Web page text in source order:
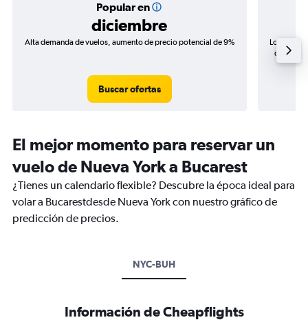
Popular en
diciembre
Alta demanda de vuelos, aumento de precio potencial de 9%
Buscar ofertas
Los
de
El mejor momento para reservar un
vuelo de Nueva York a Bucarest
¿Tienes un calendario flexible? Descubre la época ideal para
volar a Bucarestdesde Nueva York con nuestro gráfico de
predicción de precios.
NYC-BUH
Información de Cheapflights